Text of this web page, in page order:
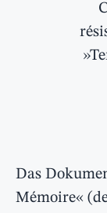
Das
Mémoire«